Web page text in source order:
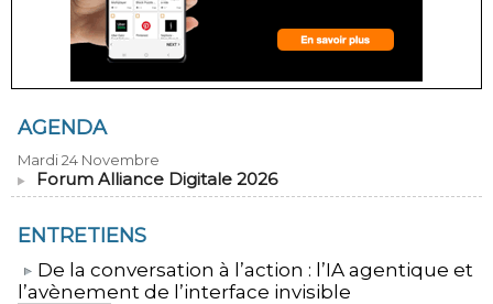
AGENDA
Mardi 24 Novembre
Forum Alliance Digitale 2026
ENTRETIENS
​De la conversation à l’action : l’IA agentique et
l’avènement de l’interface invisible